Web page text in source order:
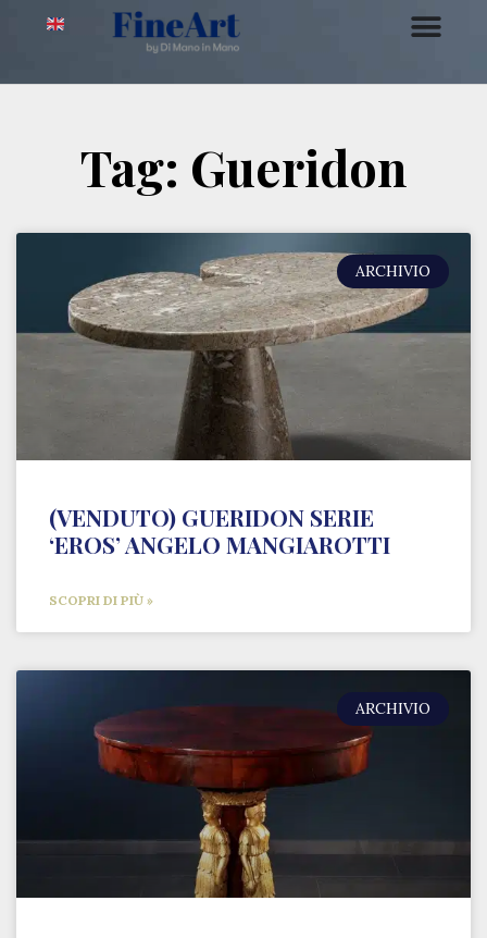
Tag: Gueridon
ARCHIVIO
(VENDUTO) GUERIDON SERIE
‘EROS’ ANGELO MANGIAROTTI
SCOPRI DI PIÙ »
ARCHIVIO